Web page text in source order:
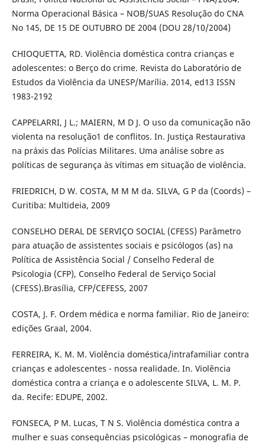
Norma Operacional Básica – NOB/SUAS Resolução do CNA
No 145, DE 15 DE OUTUBRO DE 2004 (DOU 28/10/2004)
CHIOQUETTA, RD. Violência doméstica contra crianças e
adolescentes: o Berço do crime. Revista do Laboratório de
Estudos da Violência da UNESP/Marília. 2014, ed13 ISSN
1983-2192
CAPPELARRI, J L.; MAIERN, M D J. O uso da comunicação não
violenta na resolução1 de conflitos. In. Justiça Restaurativa
na práxis das Polícias Militares. Uma análise sobre as
políticas de segurança às vítimas em situação de violência.
FRIEDRICH, D W. COSTA, M M M da. SILVA, G P da (Coords) –
Curitiba: Multideia, 2009
CONSELHO DERAL DE SERVIÇO SOCIAL (CFESS) Parâmetro
para atuação de assistentes sociais e psicólogos (as) na
Política de Assistência Social / Conselho Federal de
Psicologia (CFP), Conselho Federal de Serviço Social
(CFESS).Brasília, CFP/CEFESS, 2007
COSTA, J. F. Ordem médica e norma familiar. Rio de Janeiro:
edições Graal, 2004.
FERREIRA, K. M. M. Violência doméstica/intrafamiliar contra
crianças e adolescentes - nossa realidade. In. Violência
doméstica contra a criança e o adolescente SILVA, L. M. P.
da. Recife: EDUPE, 2002.
FONSECA, P M. Lucas, T N S. Violência doméstica contra a
mulher e suas consequências psicológicas – monografia de